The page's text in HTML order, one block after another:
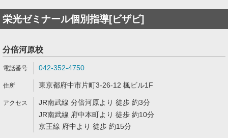
栄光ゼミナール個別指導[ビザビ]
分倍河原校
042-352-4750
東京都府中市片町3-26-12 楓ビル1F
JR南武線 分倍河原より 徒歩 約3分
JR南武線 府中本町より 徒歩 約10分
京王線 府中より 徒歩 約15分